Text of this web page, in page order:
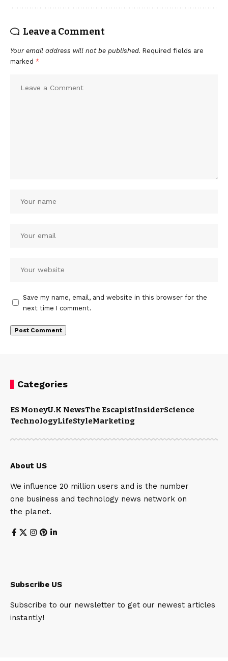
Leave a Comment
Your email address will not be published. Required fields are
marked *
Save my name, email, and website in this browser for the
next time I comment.
Categories
ES MoneyU.K NewsThe EscapistInsiderScience
TechnologyLifeStyleMarketing
About US
We influence 20 million users and is the number
one business and technology news network on
the planet.
Subscribe US
Subscribe to our newsletter to get our newest articles
instantly!